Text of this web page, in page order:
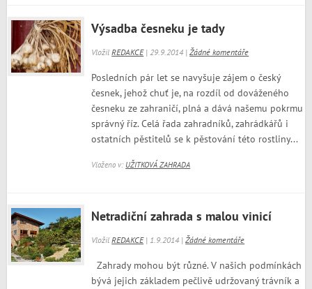
Výsadba česneku je tady
VložilREDAKCE| 29.9.2014 |Žádné komentáře
Posledních pár let se navyšuje zájem o český
česnek, jehož chuť je, na rozdíl od dováženého
česneku ze zahraničí, plná a dává našemu pokrmu
správný říz. Celá řada zahradníků, zahrádkářů i
ostatních pěstitelů se k pěstování této rostliny...
Vloženo v: UŽITKOVÁ ZAHRADA
Netradiční zahrada s malou vinicí
VložilREDAKCE| 1.9.2014 |Žádné komentáře
Zahrady mohou být různé. V našich podmínkách
bývá jejich základem pečlivě udržovaný trávník a